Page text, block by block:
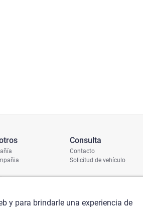
Consulta
Contacto
Solicitud de vehículo
y para brindarle una experiencia de